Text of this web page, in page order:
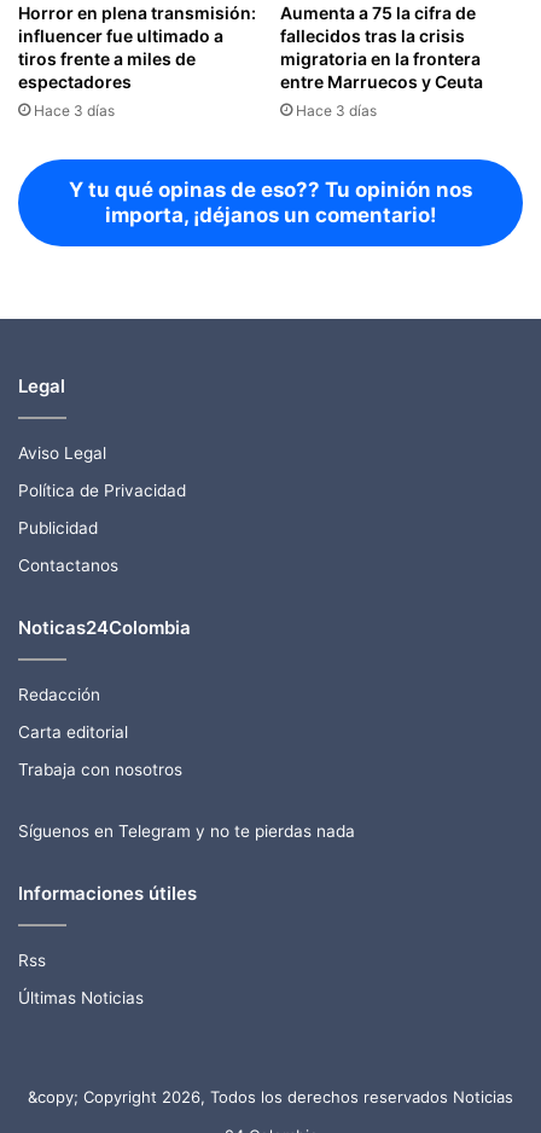
Horror en plena transmisión:
influencer fue ultimado a
tiros frente a miles de
espectadores
Hace 3 días
Aumenta a 75 la cifra de
fallecidos tras la crisis
migratoria en la frontera
entre Marruecos y Ceuta
Hace 3 días
Y tu qué opinas de eso?? Tu opinión nos
importa, ¡déjanos un comentario!
Legal
Aviso Legal
Política de Privacidad
Publicidad
Contactanos
Noticas24Colombia
Redacción
Carta editorial
Trabaja con nosotros
Síguenos en Telegram y no te pierdas nada
Informaciones útiles
Rss
Últimas Noticias
&copy; Copyright 2026, Todos los derechos reservados Noticias